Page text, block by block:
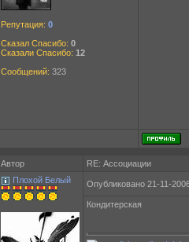
Репутация: 0
Сказал Спасибо: 0
Сказали Спасибо: 12
Сообщений: 323
Автор
RE: Ассоциации
Плохой Белый
Опубликовано 21-11-
Кондитерская